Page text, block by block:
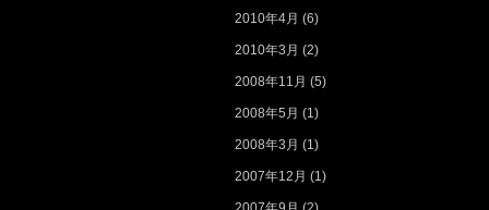
2010年4月 (6)
2010年3月 (2)
2008年11月 (5)
2008年5月 (1)
2008年3月 (1)
2007年12月 (1)